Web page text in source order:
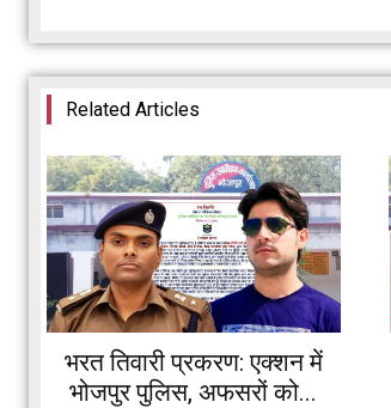
Related Articles
भरत तिवारी प्रकरण: एक्शन में
भोजपुर पुलिस, अफसरों को...